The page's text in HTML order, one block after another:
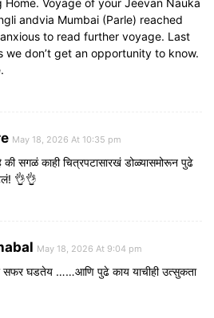
Home. Voyage of your Jeevan Nauka
andvia Mumbai (Parle) reached
to read further voyage. Last
we don’t get an opportunity to know.
May 18, 2026 At 10:35 pm
सगळं काही चित्रपटासारखं डोळ्यासमोरून पुढे
👌👌
May 18, 2026 At 9:04 pm
सफर घडतेय ……आणि पुढे काय याचीही उत्सुकता